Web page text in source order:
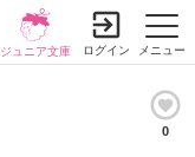
メニュー
ジュニア文庫 ログイン
0